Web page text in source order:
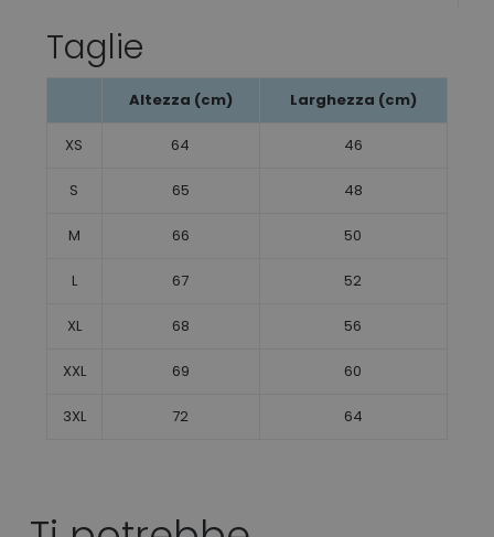
Taglie
Altezza (cm) Larghezza (cm)
XS 64 46
S 65 48
M 66 50
L 67 52
XL 68 56
XXL 69 60
3XL 72 64